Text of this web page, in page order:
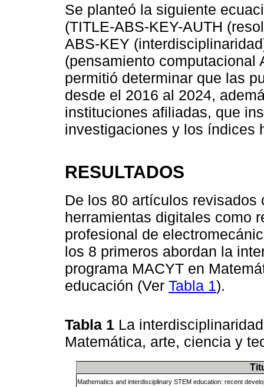
Se planteó la siguiente
(TITLE-ABS-KEY-AUTH
ABS-KEY
(pensamiento computacional
permitió determinar que las
desde el 2016 al 2024,
instituciones afiliadas, que
investigaciones y los índices
RESULTADOS
De los 80 artículos
herramientas digitales como
profesional de
los 8 primeros abordan la
programa MACYT en
educación (Ver Tabla 1).
Tabla 1 La
Matemática, arte, ciencia y
Mathematics and interdisciplinary STEM education: recent